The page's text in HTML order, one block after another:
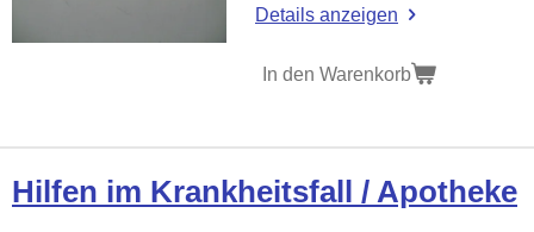
Details anzeigen
In den Warenkorb
Hilfen im Krankheitsfall / Apotheke